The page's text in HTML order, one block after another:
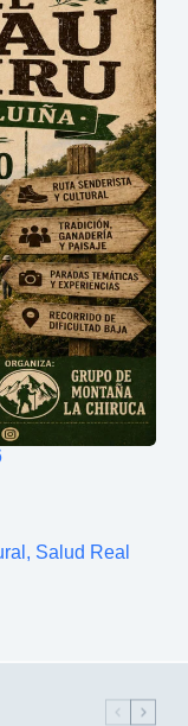
Salud Real